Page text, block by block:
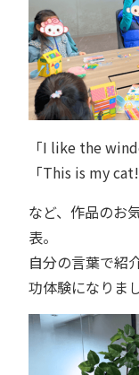
「I like the
「This is my cat!
など、作品のお
表。
自分の言葉で紹
功体験になりま